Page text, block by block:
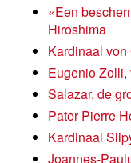
«Een
Hiroshima
Kardinaal
Eugenio Zolli,
Salazar, de
Pater Pierre
Kardinaal
Joannes-